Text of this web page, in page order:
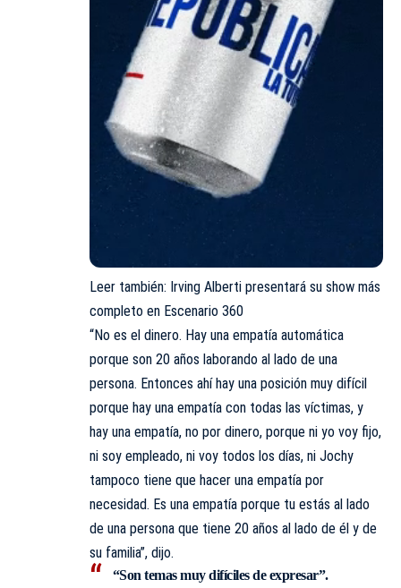
Leer también: Irving Alberti presentará su show más
completo en Escenario 360
“No es el dinero. Hay una empatía automática
porque son 20 años laborando al lado de una
persona. Entonces ahí hay una posición muy difícil
porque hay una empatía con todas las víctimas, y
hay una empatía, no por dinero, porque ni yo voy fijo,
ni soy empleado, ni voy todos los días, ni Jochy
tampoco tiene que hacer una empatía por
necesidad. Es una empatía porque tu estás al lado
de una persona que tiene 20 años al lado de él y de
su familia”, dijo.
“Son temas muy difíciles de expresar”.